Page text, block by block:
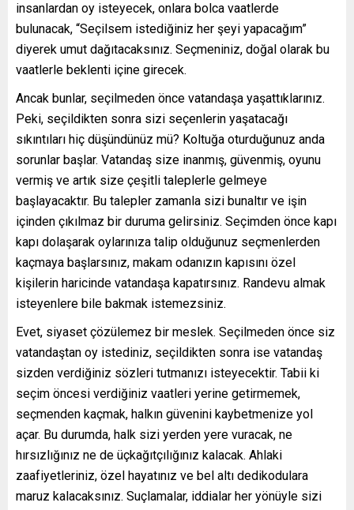
insanlardan oy isteyecek, onlara bolca vaatlerde
bulunacak, “Seçilsem istediğiniz her şeyi yapacağım”
diyerek umut dağıtacaksınız. Seçmeniniz, doğal olarak bu
vaatlerle beklenti içine girecek.
Ancak bunlar, seçilmeden önce vatandaşa yaşattıklarınız.
Peki, seçildikten sonra sizi seçenlerin yaşatacağı
sıkıntıları hiç düşündünüz mü? Koltuğa oturduğunuz anda
sorunlar başlar. Vatandaş size inanmış, güvenmiş, oyunu
vermiş ve artık size çeşitli taleplerle gelmeye
başlayacaktır. Bu talepler zamanla sizi bunaltır ve işin
içinden çıkılmaz bir duruma gelirsiniz. Seçimden önce kapı
kapı dolaşarak oylarınıza talip olduğunuz seçmenlerden
kaçmaya başlarsınız, makam odanızın kapısını özel
kişilerin haricinde vatandaşa kapatırsınız. Randevu almak
isteyenlere bile bakmak istemezsiniz.
Evet, siyaset çözülemez bir meslek. Seçilmeden önce siz
vatandaştan oy istediniz, seçildikten sonra ise vatandaş
sizden verdiğiniz sözleri tutmanızı isteyecektir. Tabii ki
seçim öncesi verdiğiniz vaatleri yerine getirmemek,
seçmenden kaçmak, halkın güvenini kaybetmenize yol
açar. Bu durumda, halk sizi yerden yere vuracak, ne
hırsızlığınız ne de üçkağıtçılığınız kalacak. Ahlaki
zaafiyetleriniz, özel hayatınız ve bel altı dedikodulara
maruz kalacaksınız. Suçlamalar, iddialar her yönüyle sizi